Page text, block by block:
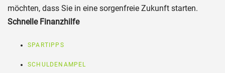
möchten, dass Sie in eine sorgenfreie Zukunft starten.
Schnelle Finanzhilfe
SPARTIPPS
SCHULDENAMPEL